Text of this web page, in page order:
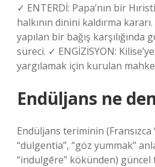
✓ ENTERDİ: Papa’nın bir
halkının dinini kaldırma
yapılan bir bağış
süreci. ✓ ENGİZİSYON:
yargılamak için kurulan
Endüljans ne
Endüljans teriminin (Fransızca
“dulgentia”, “göz yummak”
“indulgēre” kökünden) güncel